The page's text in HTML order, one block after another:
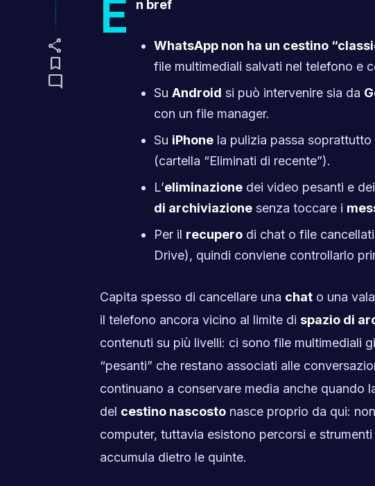
share
bookmark
mode_comment
E n bref
WhatsApp non ha un cestino
file multimediali salvati nel telefono e
Su Android si può intervenire sia da
con un file manager.
Su iPhone la pulizia passa soprattutto
(cartella “Eliminati di recente”).
L’eliminazione dei video pesanti e
di archiviazione senza toccare i
Per il recupero di chat o file
Drive), quindi conviene controllarlo
Capita spesso di cancellare una chat o una
il telefono ancora vicino al limite di spazio di
contenuti su più livelli: ci sono file multimediali
“pesanti” che restano associati alle
continuano a conservare media anche quando
del cestino nascosto nasce proprio da qui:
computer, tuttavia esistono percorsi e
accumula dietro le quinte.